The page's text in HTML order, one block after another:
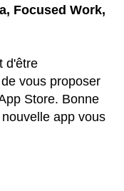
Focused Work,
d'être
vous proposer
Store. Bonne
app vous